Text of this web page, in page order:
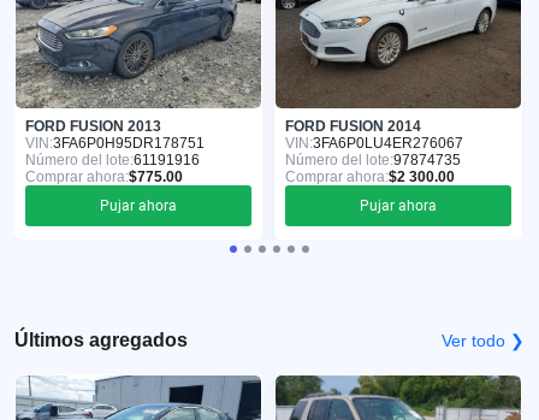
FORD FUSION 2013
VIN:3FA6P0H95DR178751
Número del lote:61191916
Comprar ahora:$775.00
Pujar ahora
FORD FUSION 2014
VIN:3FA6P0LU4ER276067
Número del lote:97874735
Comprar ahora:$2 300.00
Pujar ahora
Últimos agregados Ver todo ❯